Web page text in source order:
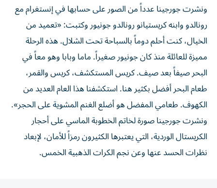
ونشرت جورجينا عدداً من الصور على حسابها في إنستغرام مع
رونالدو وابنه كريستيانو رونالدو جونيور وكتبت: «تعميد من
الخيال، كنت أحلم دوماً بالسباحة تحت الشلال. هذه الرحلة
مميزة للعائلة منذ كان جونيور صغيراً. ماما وبابا وهو معاً في
البحر صيفاً بعد صيف. كريس المستكشف، كريس والقمر،
طعام البحر أفضل بكثير هنا. استكشفنا هذا العام العديد من
الكهوف. طعامي المفضل هو أضلع الغنم المشوية على الحجر».
ونشرت جورجينا صورة لخاتم الخطوبة الماسي على أحجار
الكريستال الوردية، التي يعتبرها الكثيرون رمزاً للأمان، لإبعاد
نظرات الحسد عنها وعن نجم الكرات الذهبية الخمس.